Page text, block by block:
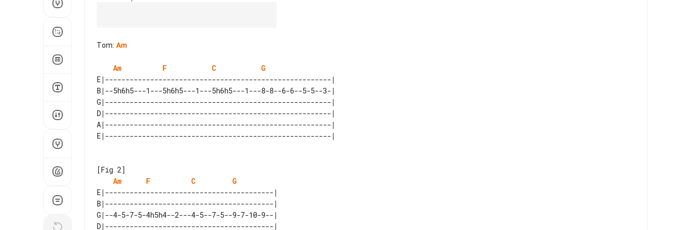
Tom: Am
Am F C
G
E|-------------------------------------------------------|
B|--5h6h5---1---5h6h5---1---5h6h5---1---8-8--6-6--5-5--3-|
G|-------------------------------------------------------|
D|-------------------------------------------------------|
A|-------------------------------------------------------|
Am
F C
G
E|-----------------------------------------|
B|-----------------------------------------|
G|--4-5-7-5-4h5h4--2---4-5--7-5--9-7-10-9--|
D|-----------------------------------------|